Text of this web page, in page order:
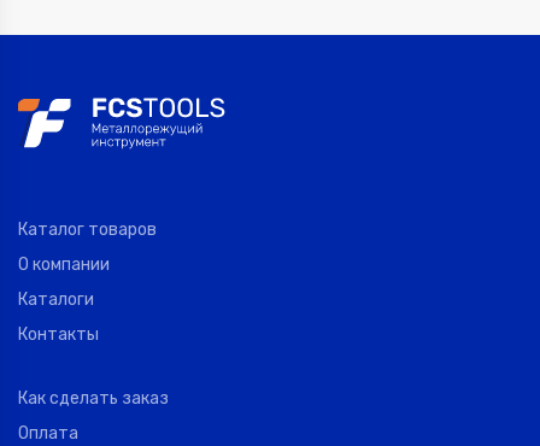
Каталог товаров
О компании
Каталоги
Контакты
Как сделать заказ
Оплата